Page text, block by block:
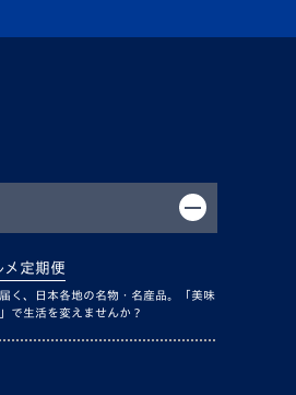
メ定期便
く、日本各地の名物・名産品。「美味
で生活を変えませんか？